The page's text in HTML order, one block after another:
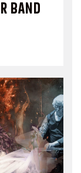
BAND